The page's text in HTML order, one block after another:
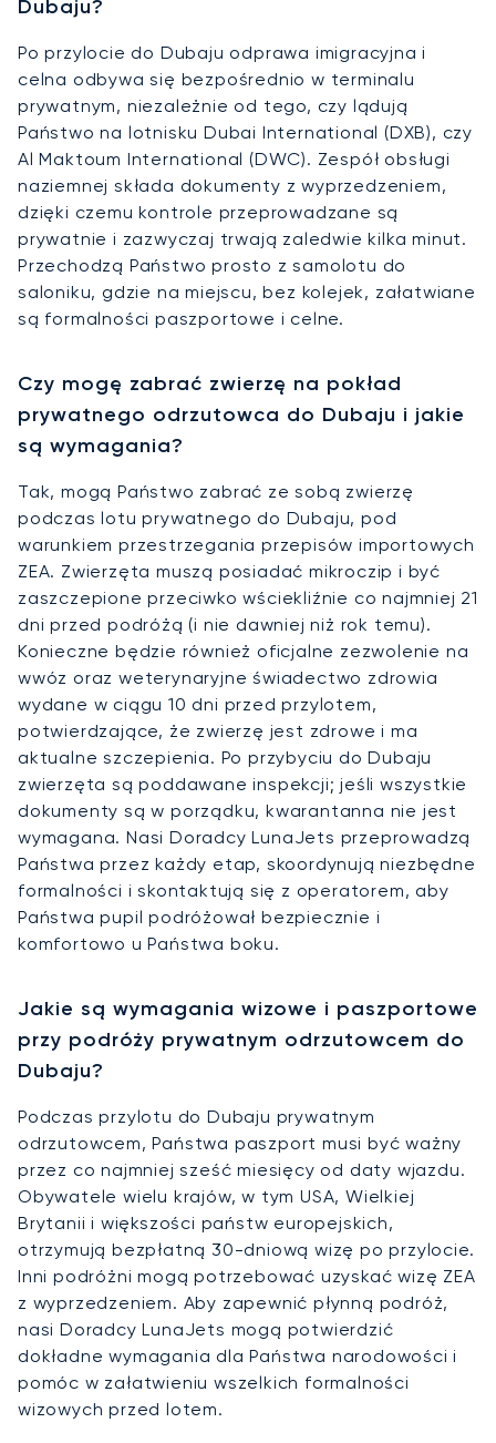
Dubaju?
Po przylocie do Dubaju odprawa imigracyjna i
celna odbywa się bezpośrednio w terminalu
prywatnym, niezależnie od tego, czy lądują
Państwo na lotnisku Dubai International (DXB), czy
Al Maktoum International (DWC). Zespół obsługi
naziemnej składa dokumenty z wyprzedzeniem,
dzięki czemu kontrole przeprowadzane są
prywatnie i zazwyczaj trwają zaledwie kilka minut.
Przechodzą Państwo prosto z samolotu do
saloniku, gdzie na miejscu, bez kolejek, załatwiane
są formalności paszportowe i celne.
Czy mogę zabrać zwierzę na pokład
prywatnego odrzutowca do Dubaju i jakie
są wymagania?
Tak, mogą Państwo zabrać ze sobą zwierzę
podczas lotu prywatnego do Dubaju, pod
warunkiem przestrzegania przepisów importowych
ZEA. Zwierzęta muszą posiadać mikroczip i być
zaszczepione przeciwko wściekliźnie co najmniej 21
dni przed podróżą (i nie dawniej niż rok temu).
Konieczne będzie również oficjalne zezwolenie na
wwóz oraz weterynaryjne świadectwo zdrowia
wydane w ciągu 10 dni przed przylotem,
potwierdzające, że zwierzę jest zdrowe i ma
aktualne szczepienia. Po przybyciu do Dubaju
zwierzęta są poddawane inspekcji; jeśli wszystkie
dokumenty są w porządku, kwarantanna nie jest
wymagana. Nasi Doradcy LunaJets przeprowadzą
Państwa przez każdy etap, skoordynują niezbędne
formalności i skontaktują się z operatorem, aby
Państwa pupil podróżował bezpiecznie i
komfortowo u Państwa boku.
Jakie są wymagania wizowe i paszportowe
przy podróży prywatnym odrzutowcem do
Dubaju?
Podczas przylotu do Dubaju prywatnym
odrzutowcem, Państwa paszport musi być ważny
przez co najmniej sześć miesięcy od daty wjazdu.
Obywatele wielu krajów, w tym USA, Wielkiej
Brytanii i większości państw europejskich,
otrzymują bezpłatną 30-dniową wizę po przylocie.
Inni podróżni mogą potrzebować uzyskać wizę ZEA
z wyprzedzeniem. Aby zapewnić płynną podróż,
nasi Doradcy LunaJets mogą potwierdzić
dokładne wymagania dla Państwa narodowości i
pomóc w załatwieniu wszelkich formalności
wizowych przed lotem.